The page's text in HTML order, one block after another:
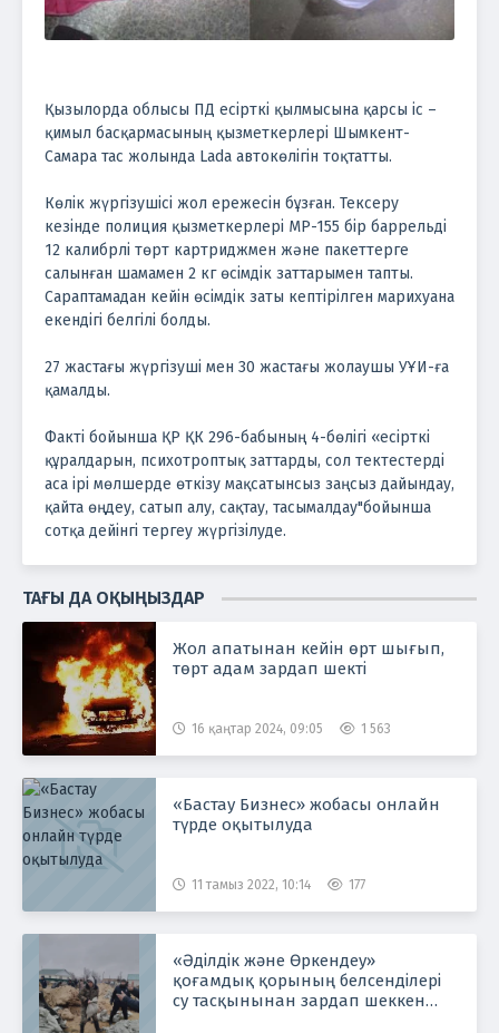
Қызылорда облысы ПД есірткі қылмысына қарсы іс –
қимыл басқармасының қызметкерлері Шымкент-
Самара тас жолында Lada автокөлігін тоқтатты.
Көлік жүргізушісі жол ережесін бұзған. Тексеру
кезінде полиция қызметкерлері MP-155 бір баррельді
12 калибрлі төрт картриджмен және пакеттерге
салынған шамамен 2 кг өсімдік заттарымен тапты.
Сараптамадан кейін өсімдік заты кептірілген марихуана
екендігі белгілі болды.
27 жастағы жүргізуші мен 30 жастағы жолаушы УҰИ-ға
қамалды.
Факті бойынша ҚР ҚК 296-бабының 4-бөлігі «есірткі
құралдарын, психотроптық заттарды, сол тектестерді
аса ірі мөлшерде өткізу мақсатынсыз заңсыз дайындау,
қайта өңдеу, сатып алу, сақтау, тасымалдау"бойынша
сотқа дейінгі тергеу жүргізілуде.
ТАҒЫ ДА ОҚЫҢЫЗДАР
Жол апатынан кейін өрт шығып,
төрт адам зардап шекті
16 қаңтар 2024, 09:05 1 563
«Бастау Бизнес» жобасы онлайн
түрде оқытылуда
11 тамыз 2022, 10:14 177
«Әділдік және Өркендеу»
қоғамдық қорының белсенділері
су тасқынынан зардап шеккен